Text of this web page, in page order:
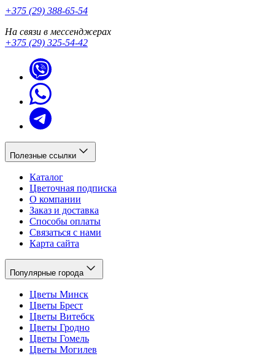
+375 (29) 388-65-54
На связи в мессенджерах
+375 (29) 325-54-42
Полезные ссылки
Каталог
Цветочная подписка
О компании
Заказ и доставка
Способы оплаты
Связаться с нами
Карта сайта
Популярные города
Цветы Минск
Цветы Брест
Цветы Витебск
Цветы Гродно
Цветы Гомель
Цветы Могилев